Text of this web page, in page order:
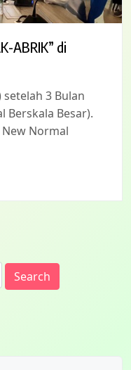
ABRIK” di
3 Bulan
Berskala Besar).
Normal